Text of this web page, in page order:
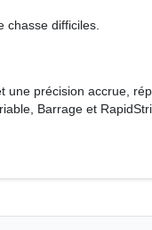
difficiles.
précision accrue,
Barrage et